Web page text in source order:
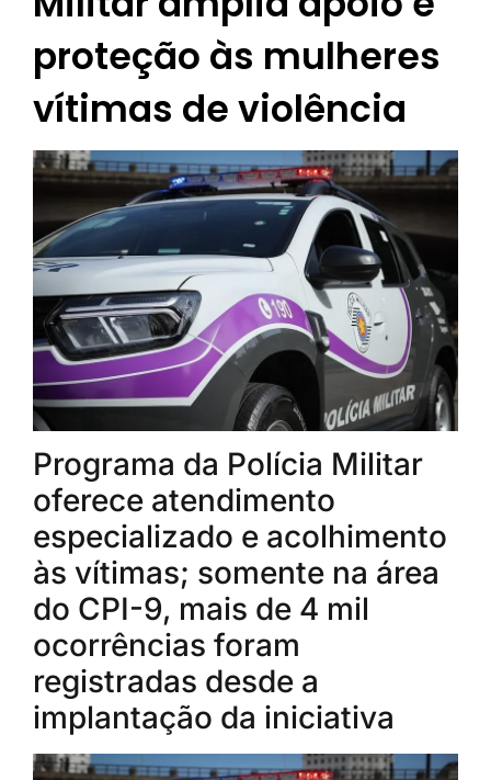
proteção às mulheres
vítimas de violência
Programa da Polícia Militar
oferece atendimento
especializado e acolhimento
às vítimas; somente na área
do CPI-9, mais de 4 mil
ocorrências foram
registradas desde a
implantação da iniciativa